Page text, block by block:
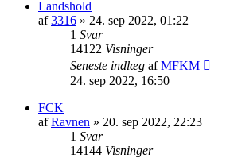
Landshold
af3316 » 24. sep 2022, 01:22
1 Svar
14122 Visninger
Seneste indlæg afMFKM
24. sep 2022, 16:50
FCK
afRavnen » 20. sep 2022, 22:23
1 Svar
14144 Visninger